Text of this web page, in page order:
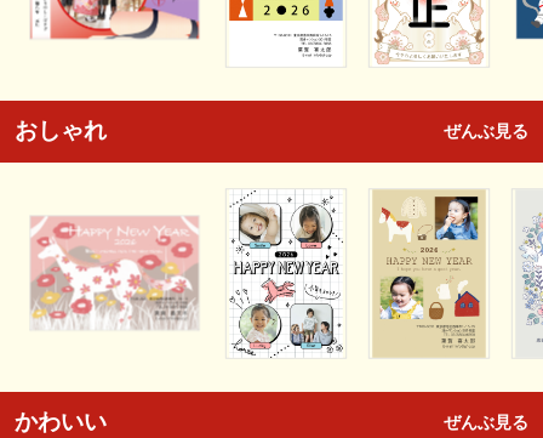
おしゃれ ぜんぶ見る
かわいい ぜんぶ見る